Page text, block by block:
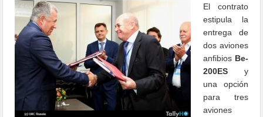
El contrato
estipula la
entrega de
dos aviones
anfibios Be-
200ES y
una opción
para tres
aviones